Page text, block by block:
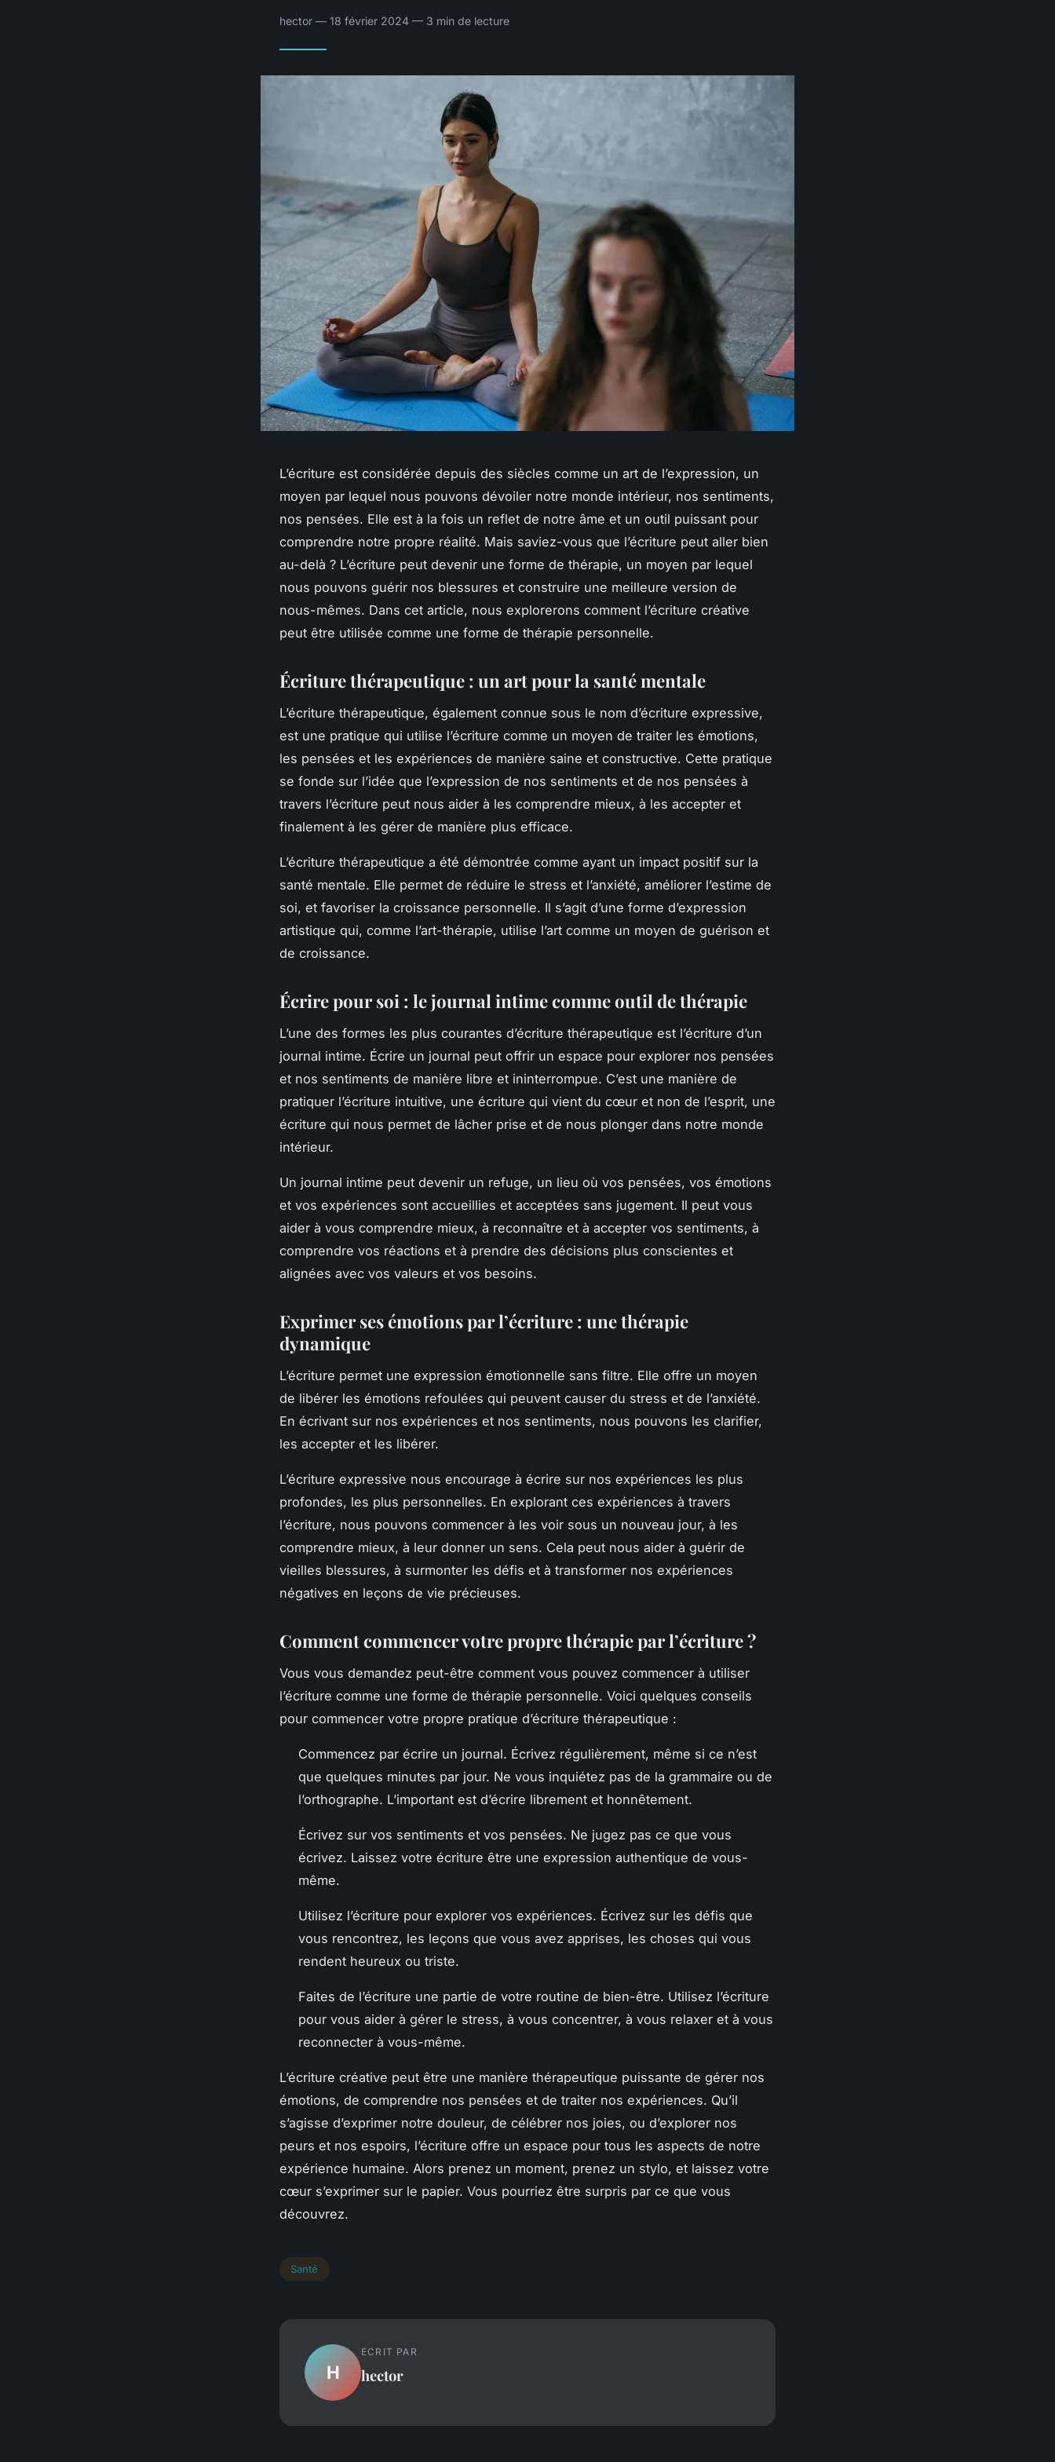
hector — 18 février 2024 — 3 min de lecture
L’écriture est considérée depuis des siècles comme un art de l’expression, un
moyen par lequel nous pouvons dévoiler notre monde intérieur, nos sentiments,
nos pensées. Elle est à la fois un reflet de notre âme et un outil puissant pour
comprendre notre propre réalité. Mais saviez-vous que l’écriture peut aller bien
au-delà ? L’écriture peut devenir une forme de thérapie, un moyen par lequel
nous pouvons guérir nos blessures et construire une meilleure version de
nous-mêmes. Dans cet article, nous explorerons comment l’écriture créative
peut être utilisée comme une forme de thérapie personnelle.
Écriture thérapeutique : un art pour la santé mentale
L’écriture thérapeutique, également connue sous le nom d’écriture expressive,
est une pratique qui utilise l’écriture comme un moyen de traiter les émotions,
les pensées et les expériences de manière saine et constructive. Cette pratique
se fonde sur l’idée que l’expression de nos sentiments et de nos pensées à
travers l’écriture peut nous aider à les comprendre mieux, à les accepter et
finalement à les gérer de manière plus efficace.
L’écriture thérapeutique a été démontrée comme ayant un impact positif sur la
santé mentale. Elle permet de réduire le stress et l’anxiété, améliorer l’estime de
soi, et favoriser la croissance personnelle. Il s’agit d’une forme d’expression
artistique qui, comme l’art-thérapie, utilise l’art comme un moyen de guérison et
de croissance.
Écrire pour soi : le journal intime comme outil de thérapie
L’une des formes les plus courantes d’écriture thérapeutique est l’écriture d’un
journal intime. Écrire un journal peut offrir un espace pour explorer nos pensées
et nos sentiments de manière libre et ininterrompue. C’est une manière de
pratiquer l’écriture intuitive, une écriture qui vient du cœur et non de l’esprit, une
écriture qui nous permet de lâcher prise et de nous plonger dans notre monde
intérieur.
Un journal intime peut devenir un refuge, un lieu où vos pensées, vos émotions
et vos expériences sont accueillies et acceptées sans jugement. Il peut vous
aider à vous comprendre mieux, à reconnaître et à accepter vos sentiments, à
comprendre vos réactions et à prendre des décisions plus conscientes et
alignées avec vos valeurs et vos besoins.
Exprimer ses émotions par l’écriture : une thérapie
dynamique
L’écriture permet une expression émotionnelle sans filtre. Elle offre un moyen
de libérer les émotions refoulées qui peuvent causer du stress et de l’anxiété.
En écrivant sur nos expériences et nos sentiments, nous pouvons les clarifier,
les accepter et les libérer.
L’écriture expressive nous encourage à écrire sur nos expériences les plus
profondes, les plus personnelles. En explorant ces expériences à travers
l’écriture, nous pouvons commencer à les voir sous un nouveau jour, à les
comprendre mieux, à leur donner un sens. Cela peut nous aider à guérir de
vieilles blessures, à surmonter les défis et à transformer nos expériences
négatives en leçons de vie précieuses.
Comment commencer votre propre thérapie par l’écriture ?
Vous vous demandez peut-être comment vous pouvez commencer à utiliser
l’écriture comme une forme de thérapie personnelle. Voici quelques conseils
pour commencer votre propre pratique d’écriture thérapeutique :
Commencez par écrire un journal. Écrivez régulièrement, même si ce n’est
que quelques minutes par jour. Ne vous inquiétez pas de la grammaire ou de
l’orthographe. L’important est d’écrire librement et honnêtement.
Écrivez sur vos sentiments et vos pensées. Ne jugez pas ce que vous
écrivez. Laissez votre écriture être une expression authentique de vous-
même.
Utilisez l’écriture pour explorer vos expériences. Écrivez sur les défis que
vous rencontrez, les leçons que vous avez apprises, les choses qui vous
rendent heureux ou triste.
Faites de l’écriture une partie de votre routine de bien-être. Utilisez l’écriture
pour vous aider à gérer le stress, à vous concentrer, à vous relaxer et à vous
reconnecter à vous-même.
L’écriture créative peut être une manière thérapeutique puissante de gérer nos
émotions, de comprendre nos pensées et de traiter nos expériences. Qu’il
s’agisse d’exprimer notre douleur, de célébrer nos joies, ou d’explorer nos
peurs et nos espoirs, l’écriture offre un espace pour tous les aspects de notre
expérience humaine. Alors prenez un moment, prenez un stylo, et laissez votre
cœur s’exprimer sur le papier. Vous pourriez être surpris par ce que vous
découvrez.
Santé
H
ECRIT PAR
hector